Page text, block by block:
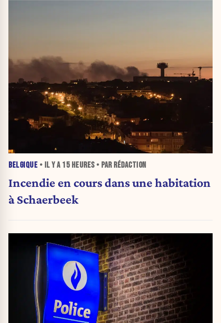
BELGIQUE • IL Y A 15 HEURES• PAR RÉDACTION
Incendie en cours dans une habitation
à Schaerbeek